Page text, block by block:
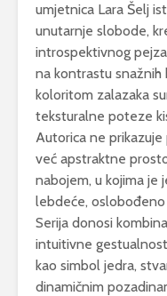
umjetnica Lara Šelj
unutarnje slobode,
introspektivnog
na kontrastu snažnih
koloritom zalazaka
teksturalne poteze
Autorica ne
već apstraktne
nabojem, u kojima je
lebdeće, oslobođeno
Serija donosi
intuitivne
kao simbol jedra,
dinamičnim